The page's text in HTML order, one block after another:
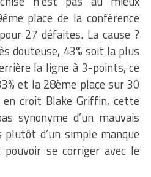
place de la conférence
27 défaites. La cause ?
douteuse, 43% soit la plus
la ligne à 3-points, ce
et la 28ème place sur 30
en croit Blake Griffin, cette
synonyme d’un mauvais
d’un simple manque
se corriger avec le